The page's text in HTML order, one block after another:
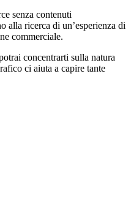
senza contenuti
alla ricerca di un’esperienza di
commerciale.
concentrarti sulla natura
ci aiuta a capire tante